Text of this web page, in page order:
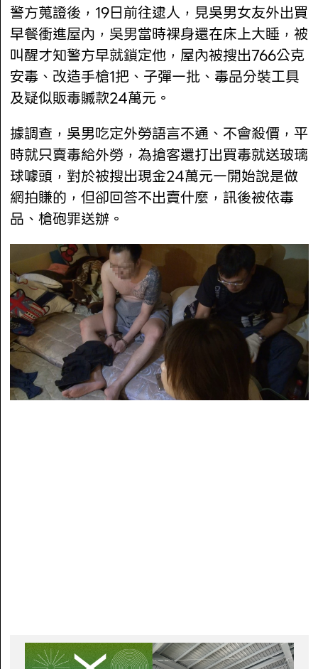
警方蒐證後，19日前往逮人，見吳男女友外出買
早餐衝進屋內，吳男當時裸身還在床上大睡，被
叫醒才知警方早就鎖定他，屋內被搜出766公克
安毒、改造手槍1把、子彈一批、毒品分裝工具
及疑似販毒贓款24萬元。
據調查，吳男吃定外勞語言不通、不會殺價，平
時就只賣毒給外勞，為搶客還打出買毒就送玻璃
球噱頭，對於被搜出現金24萬元一開始說是做
網拍賺的，但卻回答不出賣什麼，訊後被依毒
品、槍砲罪送辦。